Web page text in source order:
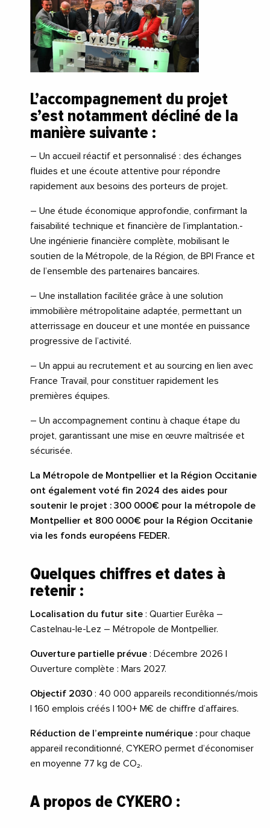
L’accompagnement du projet
s’est notamment décliné de la
manière suivante :
– Un accueil réactif et personnalisé : des échanges
fluides et une écoute attentive pour répondre
rapidement aux besoins des porteurs de projet.
– Une étude économique approfondie, confirmant la
faisabilité technique et financière de l’implantation.-
Une ingénierie financière complète, mobilisant le
soutien de la Métropole, de la Région, de BPI France et
de l’ensemble des partenaires bancaires.
– Une installation facilitée grâce à une solution
immobilière métropolitaine adaptée, permettant un
atterrissage en douceur et une montée en puissance
progressive de l’activité.
– Un appui au recrutement et au sourcing en lien avec
France Travail, pour constituer rapidement les
premières équipes.
– Un accompagnement continu à chaque étape du
projet, garantissant une mise en œuvre maîtrisée et
sécurisée.
La Métropole de Montpellier et la Région Occitanie
ont également voté fin 2024 des aides pour
soutenir le projet : 300 000€ pour la métropole de
Montpellier et 800 000€ pour la Région Occitanie
via les fonds européens FEDER.
Quelques chiffres et dates à
retenir :
Localisation du futur site : Quartier Eurêka –
Castelnau-le-Lez – Métropole de Montpellier.
Ouverture partielle prévue : Décembre 2026 |
Ouverture complète : Mars 2027.
Objectif 2030 : 40 000 appareils reconditionnés/mois
| 160 emplois créés | 100+ M€ de chiffre d’affaires.
Réduction de l’empreinte numérique : pour chaque
appareil reconditionné, CYKERO permet d’économiser
en moyenne 77 kg de CO₂.
A propos de CYKERO :